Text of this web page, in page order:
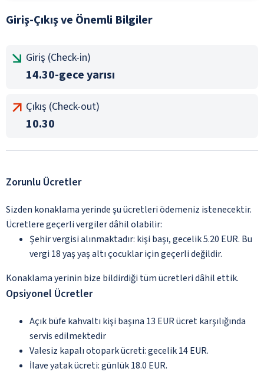
Giriş-Çıkış ve Önemli Bilgiler
Giriş (Check-in)
14.30-gece yarısı
Çıkış (Check-out)
10.30
Zorunlu Ücretler
Sizden konaklama yerinde şu ücretleri ödemeniz istenecektir.
Ücretlere geçerli vergiler dâhil olabilir:
Şehir vergisi alınmaktadır: kişi başı, gecelik 5.20 EUR. Bu
vergi 18 yaş yaş altı çocuklar için geçerli değildir.
Konaklama yerinin bize bildirdiği tüm ücretleri dâhil ettik.
Opsiyonel Ücretler
Açık büfe kahvaltı kişi başına 13 EUR ücret karşılığında
servis edilmektedir
Valesiz kapalı otopark ücreti: gecelik 14 EUR.
İlave yatak ücreti: günlük 18.0 EUR.